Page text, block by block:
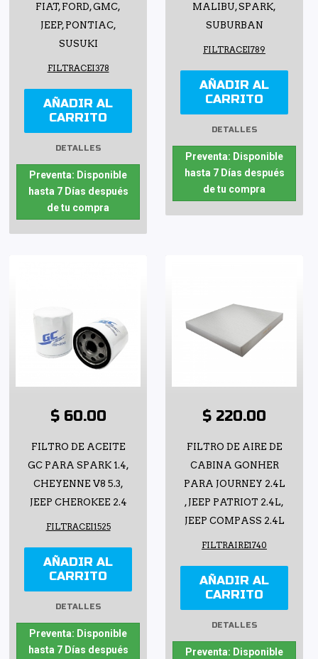
FIAT, FORD, GMC,
JEEP, PONTIAC,
SUSUKI
FILTRACEI378
AÑADIR AL
CARRITO
DETALLES
Preventa: Disponible
hasta 7 Días después
de tu compra
MALIBU, SPARK,
SUBURBAN
FILTRACEI789
AÑADIR AL
CARRITO
DETALLES
Preventa: Disponible
hasta 7 Días después
de tu compra
$ 60.00
FILTRO DE ACEITE
GC PARA SPARK 1.4,
CHEYENNE V8 5.3,
JEEP CHEROKEE 2.4
FILTRACEI1525
AÑADIR AL
CARRITO
DETALLES
Preventa: Disponible
hasta 7 Días después
$ 220.00
FILTRO DE AIRE DE
CABINA GONHER
PARA JOURNEY 2.4L
, JEEP PATRIOT 2.4L,
JEEP COMPASS 2.4L
FILTRAIRE1740
AÑADIR AL
CARRITO
DETALLES
Preventa: Disponible